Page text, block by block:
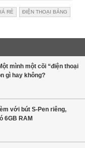
RẺ ĐIỆN THOẠI BẢNG
mình một cõi “điện thoại
gì hay không?
với bút S-Pen riêng,
6GB RAM